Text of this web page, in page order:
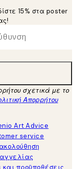
15% στα poster
σχετικά με το
Απορρήτου
Art Advice
service